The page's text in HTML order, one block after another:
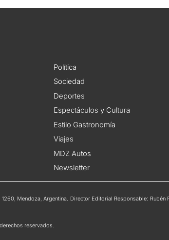
Política
Sociedad
Deportes
Espectáculos y Cultura
Estilo Gastronomía
Viajes
MDZ Autos
Newsletter
Mendoza, Argentina. Director Editorial Responsable:
reservados.